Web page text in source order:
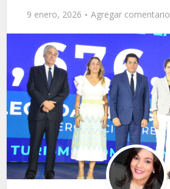
9 enero, 2026 Agregar comentario